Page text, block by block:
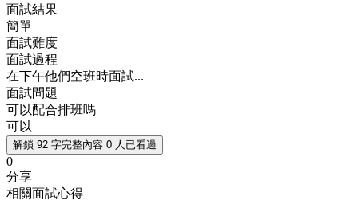
面試結果
簡單
面試難度
面試過程
在下午他們空班時面試...
面試問題
可以配合排班嗎
可以
解鎖 92 字完整內容 0 人已看過
0
分享
相關面試心得